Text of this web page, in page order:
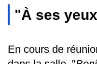
"À ses
En cours de